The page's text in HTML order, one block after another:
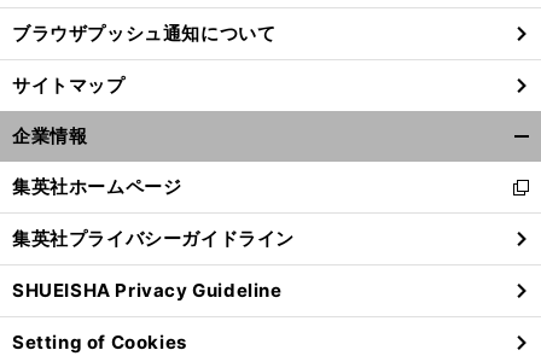
ブラウザプッシュ通知について
サイトマップ
企業情報
閉
る
集英社ホームページ
新
し
い
ウ
ィ
ン
ド
集英社プライバシーガイドライン
SHUEISHA Privacy Guideline
Setting of Cookies